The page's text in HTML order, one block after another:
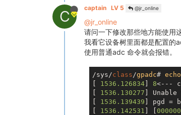
C captain LV 5 @jr_online
@jr_online
请问一下修改那些地方能使用
我看它设备树里面都是配置的
使用普通adc 命令就会报错。
/sys/class /gpadc# echo
[ 1536.126834] 8<---
[ 1536.130277 ]
[ 1536.139439 ] pgd =
[ 1536.142531 ] [